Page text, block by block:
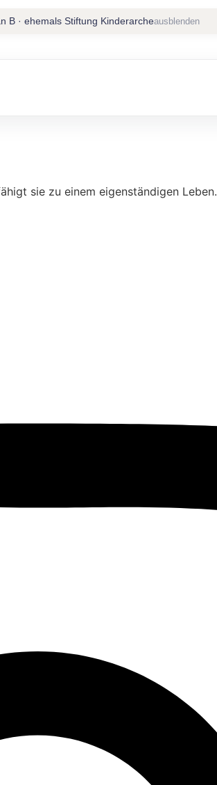
B · ehemals Stiftung Kinderarcheausblenden
sie zu einem eigenständigen Leben.